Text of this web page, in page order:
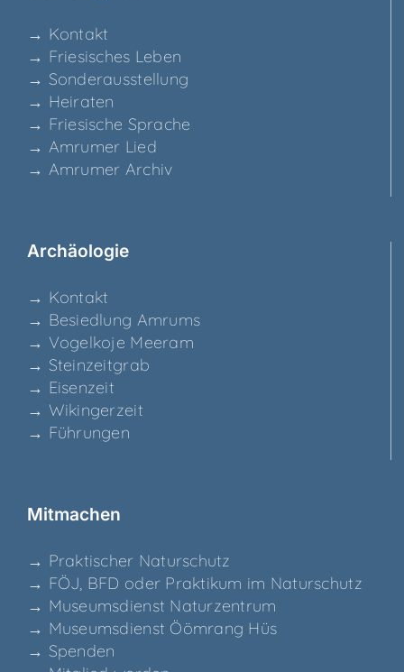
→ Kon­takt
→ Frie­si­sches Leben
→ Son­der­aus­stel­lung
→ Hei­ra­ten
→ Frie­si­sche Sprache
→ Amru­mer Lied
→ Amru­mer Archiv
Archäo­lo­gie
→ Kon­takt
→ Besied­lung Amrums
→ Vogel­ko­je Meeram
→ Stein­zeit­grab
→ Eisen­zeit
→ Wikin­ger­zeit
→ Füh­run­gen
Mit­ma­chen
→ Prak­ti­scher Naturschutz
→ FÖJ, BFD oder Prak­ti­kum im Naturschutz
→ Muse­ums­dienst Naturzentrum
→ Muse­ums­dienst Ööm­rang Hüs
→ Spen­den